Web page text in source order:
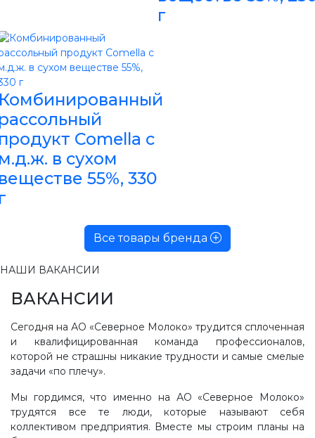
г
Comella с
в сухом
55%, 330
Все товары бренда
НАШИ ВАКАНСИИ
ВАКАНСИИ
Сегодня на АО «Северное Молоко» трудится сплоченная
и квалифицированная команда профессионалов,
которой не страшны никакие трудности и самые смелые
задачи «по плечу».
Мы гордимся, что именно на АО «Северное Молоко»
трудятся все те люди, которые называют себя
коллективом предприятия. Вместе мы строим планы на